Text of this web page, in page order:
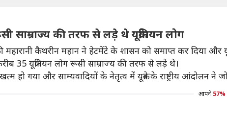
साम्राज्य की तरफ से लड़े थे यूक्रेनियन लोग
कैथरीन महान ने हेटमेंटे के शासन को समाप्त कर दिया और
35 यूक्रेनियन लोग रूसी साम्राज्य की तरफ से लड़े थे।
हो गया और साम्यवादियों के नेतृत्व में यूक्रेन के राष्ट्रीय आंदोलन
आपने 57%